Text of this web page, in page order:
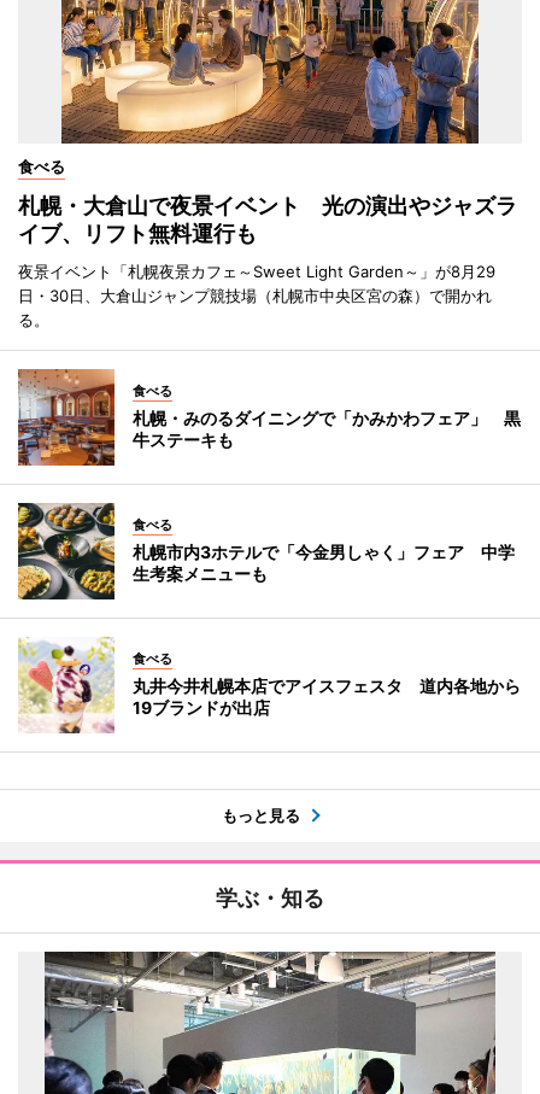
食べる
札幌・大倉山で夜景イベント 光の演出やジャズラ
イブ、リフト無料運行も
夜景イベント「札幌夜景カフェ～Sweet Light Garden～」が8月29
日・30日、大倉山ジャンプ競技場（札幌市中央区宮の森）で開かれ
る。
食べる
札幌・みのるダイニングで「かみかわフェア」 黒
牛ステーキも
食べる
札幌市内3ホテルで「今金男しゃく」フェア 中学
生考案メニューも
食べる
丸井今井札幌本店でアイスフェスタ 道内各地から
19ブランドが出店
もっと見る
学ぶ・知る